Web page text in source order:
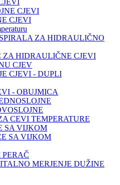
CJEVI
CJEVI
ZA HIDRAULIČNO
HIDRAULIČNE CJEVI
CJEV
CJEVI - DUPLI
- OBUJMICA
CEVI TEMPERATURE
SA VIJKOM
SA VIJKOM
MERJENJE DUŽINE